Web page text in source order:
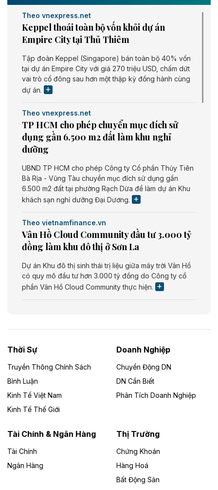
Theo vnexpress.net
Keppel thoái toàn bộ vốn khỏi dự án
Empire City tại Thủ Thiêm
Tập đoàn Keppel (Singapore) bán toàn bộ 40% vốn
tại dự án Empire City với giá 270 triệu USD, chấm dứt
vai trò cổ đông sau hơn một thập kỷ đồng hành cùng
dự án.
Theo vnexpress.net
TP HCM cho phép chuyển mục đích sử
dụng gần 6.500 m2 đất làm khu nghỉ
dưỡng
UBND TP HCM cho phép Công ty Cổ phần Thủy Tiên
Bà Rịa - Vũng Tàu chuyển mục đích sử dụng gần
6.500 m2 đất tại phường Rạch Dừa để làm dự án Khu
khách sạn nghỉ dưỡng Đại Dương.
Theo vietnamfinance.vn
Vân Hồ Cloud Community đầu tư 3.000 tỷ
đồng làm khu đô thị ở Sơn La
Dự án Khu đô thị sinh thái trị liệu giữa mây trời Vân Hồ
có quy mô đầu tư hơn 3.000 tỷ đồng do Công ty cổ
phần Vân Hồ Cloud Community thực hiện.
Dự án Nhà máy xử lý rác và phát điện Bắc Giang do
Công ty TNHH Năng lượng môi trường Bắc Giang làm
Theo vietnamfinance.vn
Đức Long Gia Lai mở rộng ‘hệ sinh thái’
Lai
Bốn doanh nghiệp có sự góp vốn của Công ty Cổ
phần Tập đoàn Đức Long Gia Lai (HoSE: DLG) được
Gia Lai với tổng vốn hơn 4.750 tỷ đồng.
Thời Sự
Truyền Thông Chính Sách
Bình Luận
Kinh Tế Việt Nam
Kinh Tế Thế Giới
Doanh Nghiệp
Chuyển Động DN
DN Cần Biết
Phân Tích Doanh Nghiệp
Tài Chính & Ngân Hàng
Tài Chính
Ngân Hàng
Thị Trường
Chứng Khoán
Hàng Hoá
Bất Động Sản